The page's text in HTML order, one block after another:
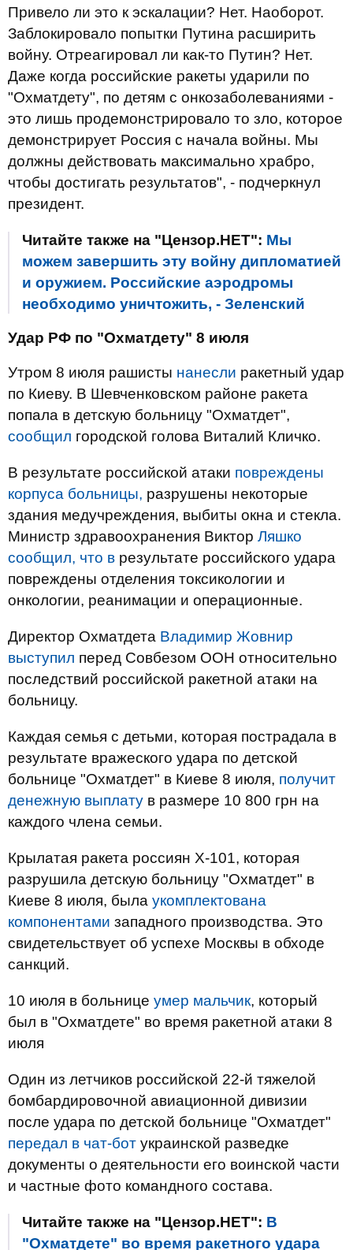
Привело ли это к эскалации? Нет. Наоборот.
Заблокировало попытки Путина расширить
войну. Отреагировал ли как-то Путин? Нет.
Даже когда российские ракеты ударили по
"Охматдету", по детям с онкозаболеваниями -
это лишь продемонстрировало то зло, которое
демонстрирует Россия с начала войны. Мы
должны действовать максимально храбро,
чтобы достигать результатов", - подчеркнул
президент.
Читайте также на "Цензор.НЕТ": Мы
можем завершить эту войну дипломатией
и оружием. Российские аэродромы
необходимо уничтожить, - Зеленский
Удар РФ по "Охматдету" 8 июля
Утром 8 июля рашисты нанесли ракетный удар
по Киеву. В Шевченковском районе ракета
попала в детскую больницу "Охматдет",
сообщил городской голова Виталий Кличко.
В результате российской атаки повреждены
корпуса больницы, разрушены некоторые
здания медучреждения, выбиты окна и стекла.
Министр здравоохранения Виктор Ляшко
сообщил, что в результате российского удара
повреждены отделения токсикологии и
онкологии, реанимации и операционные.
Директор Охматдета Владимир Жовнир
выступил перед Совбезом ООН относительно
последствий российской ракетной атаки на
больницу.
Каждая семья с детьми, которая пострадала в
результате вражеского удара по детской
больнице "Охматдет" в Киеве 8 июля, получит
денежную выплату в размере 10 800 грн на
каждого члена семьи.
Крылатая ракета россиян X-101, которая
разрушила детскую больницу "Охматдет" в
Киеве 8 июля, была укомплектована
компонентами западного производства. Это
свидетельствует об успехе Москвы в обходе
санкций.
10 июля в больнице умер мальчик, который
был в "Охматдете" во время ракетной атаки 8
июля
Один из летчиков российской 22-й тяжелой
бомбардировочной авиационной дивизии
после удара по детской больнице "Охматдет"
передал в чат-бот украинской разведке
документы о деятельности его воинской части
и частные фото командного состава.
Читайте также на "Цензор.НЕТ": В
"Охматдете" во время ракетного удара